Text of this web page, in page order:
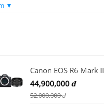
▼
44,900,000 đ
52,000,000đ